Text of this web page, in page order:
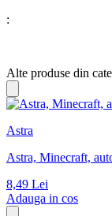
:
Alte produse din
Astra
Astra, Minecraft,
8,49 Lei
Adauga in cos